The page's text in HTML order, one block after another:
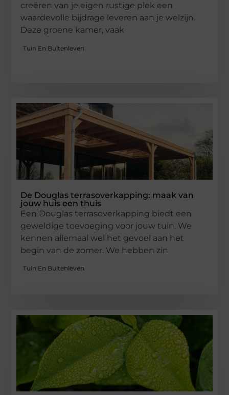
creëren van je eigen rustige plek een
waardevolle bijdrage leveren aan je welzijn.
Deze groene kamer, vaak
Tuin En Buitenleven
De Douglas terrasoverkapping: maak van
jouw huis een thuis
Een Douglas terrasoverkapping biedt een
geweldige toevoeging voor jouw tuin. We
kennen allemaal wel het gevoel aan het
begin van de zomer. We hebben zin
Tuin En Buitenleven